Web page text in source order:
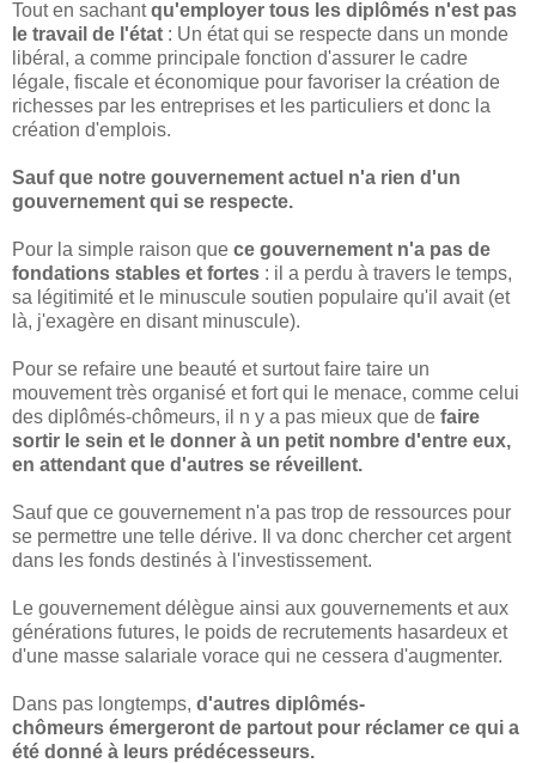
Tout en sachantqu'employer tous les diplômés n'est pas
le travail de l'état : Un état qui se respecte dans un monde
libéral, a comme principale fonction d'assurer le cadre
légale, fiscale et économique pour favoriser la création de
richesses par les entreprises et les particuliers et donc la
création d'emplois.
Sauf que notre gouvernement actuel n'a rien d'un
gouvernement qui se respecte.
Pour la simple raison que ce gouvernement n'a pas de
fondations stables et fortes : il a perdu à travers le temps,
sa légitimité et le minuscule soutien populaire qu'il avait (et
là, j'exagère en disant minuscule).
Pour se refaire une beauté et surtout faire taire un
mouvement très organisé et fort qui le menace, comme celui
des diplômés-chômeurs, il n y a pas mieux que de faire
sortir le sein et le donner à un petit nombre d'entre eux,
en attendant que d'autres se réveillent.
Sauf que ce gouvernement n'a pas trop de ressources pour
se permettre une telle dérive. Il va donc chercher cet argent
dans les fonds destinés à l'investissement.
Le gouvernement délègue ainsi aux gouvernements et aux
générations futures, le poids de recrutements hasardeux et
d'une masse salariale vorace qui ne cessera d'augmenter.
Dans pas longtemps, d'autres diplômés-
chômeurs émergeront de partout pour réclamer ce qui a
été donné à leurs prédécesseurs.